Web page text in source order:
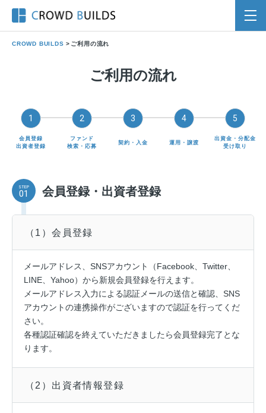
CROWD BUILDS > ご利用の流れ
ご利用の流れ
1
会員登録
出資者登録
2
ファンド
検索・応募
3
契約・入金
4
運用・譲渡
5
出資金・分配金
受け取り
STEP
01 会員登録・出資者登録
（1）会員登録
メールアドレス、SNSアカウント（Facebook、Twitter、
LINE、Yahoo）から新規会員登録を行えます。
メールアドレス入力による認証メールの送信と確認、SNS
アカウントの連携操作がございますので認証を行ってくだ
さい。
各種認証確認を終えていただきましたら会員登録完了とな
ります。
（2）出資者情報登録